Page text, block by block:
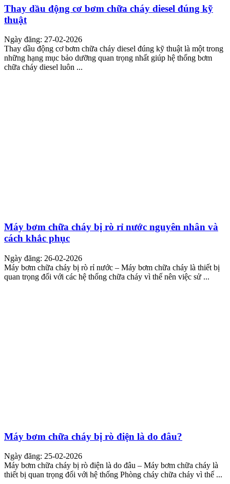
Thay dầu động cơ bơm chữa cháy diesel đúng kỹ
thuật
Ngày đăng: 27-02-2026
Thay dầu động cơ bơm chữa cháy diesel đúng kỹ thuật là một trong
những hạng mục bảo dưỡng quan trọng nhất giúp hệ thống bơm
chữa cháy diesel luôn ...
Máy bơm chữa cháy bị rò rỉ nước nguyên nhân và
cách khắc phục
Ngày đăng: 26-02-2026
Máy bơm chữa cháy bị rò rỉ nước – Máy bơm chữa cháy là thiết bị
quan trọng đối với các hệ thống chữa cháy vì thế nên việc sử ...
Máy bơm chữa cháy bị rò điện là do đâu?
Ngày đăng: 25-02-2026
Máy bơm chữa cháy bị rò điện là do đâu – Máy bơm chữa cháy là
thiết bị quan trọng đối với hệ thống Phòng cháy chữa cháy vì thế ...